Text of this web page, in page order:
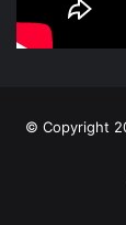
© Copyright